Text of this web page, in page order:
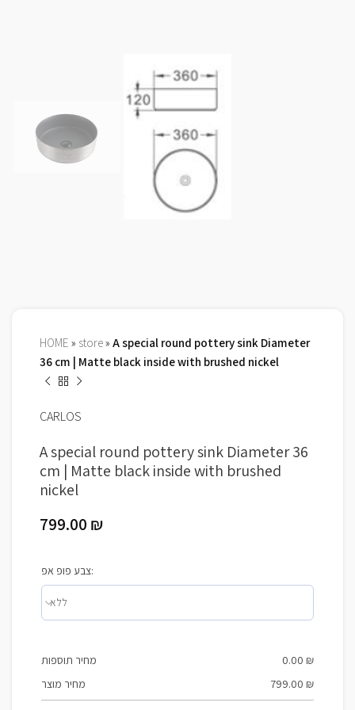
HOME » store» A special round pottery sink Diameter
36 cm | Matte black inside with brushed nickel
CARLOS
A special round pottery sink Diameter 36
cm | Matte black inside with brushed
nickel
799.00 ₪
צבע פופ אפ:
מחיר תוספות 0.00 ₪
מחיר מוצר
799.00 ₪